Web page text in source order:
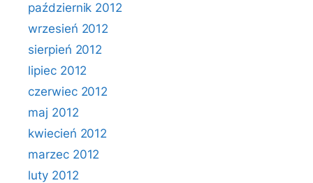
październik 2012
wrzesień 2012
sierpień 2012
lipiec 2012
czerwiec 2012
maj 2012
kwiecień 2012
marzec 2012
luty 2012